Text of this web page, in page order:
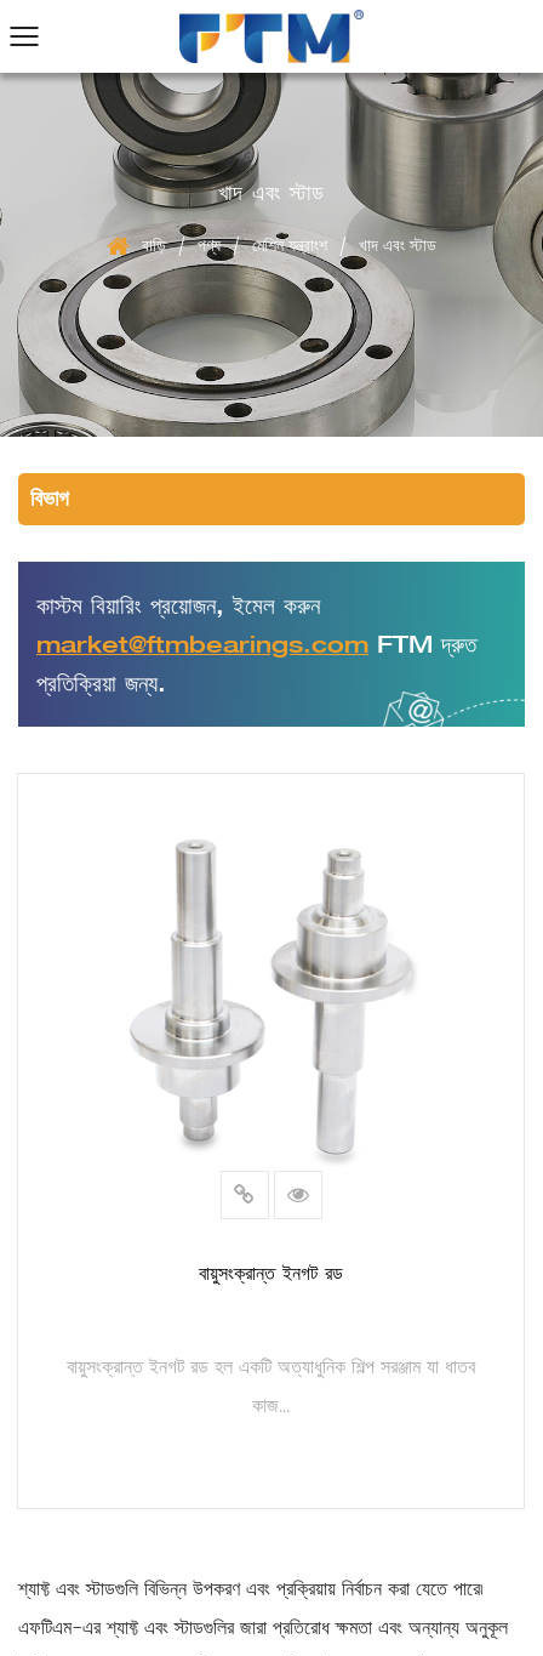
খাদ এবং স্টাড
বাড়ি / পণ্য / মেশিন যন্ত্রাংশ / খাদ এবং স্টাড
বিভাগ
কাস্টম বিয়ারিং প্রয়োজন, ইমেল করুন
market@ftmbearings.com FTM দ্রুত
প্রতিক্রিয়া জন্য.
বায়ুসংক্রান্ত ইনগট রড
বায়ুসংক্রান্ত ইনগট রড হল একটি অত্যাধুনিক শিল্প সরঞ্জাম যা ধাতব
কাজ...
শ্যাফ্ট এবং স্টাডগুলি বিভিন্ন উপকরণ এবং প্রক্রিয়ায় নির্বাচন করা যেতে পারে৷
এফটিএম-এর শ্যাফ্ট এবং স্টাডগুলির জারা প্রতিরোধ ক্ষমতা এবং অন্যান্য অনুকূল